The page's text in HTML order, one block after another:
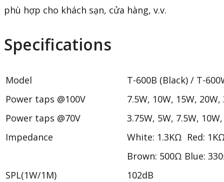
phù hợp cho khách sạn, cửa hàng, v.v.
Specifications
Model
T-600B (Black) / T-
Power taps @100V
7.5W, 10W, 15W, 20W,
Power taps @70V
3.75W, 5W, 7.5W,
Impedance
White: 1.3KΩ Red:
Brown: 500Ω Blue:
SPL(1W/1M)
102dB